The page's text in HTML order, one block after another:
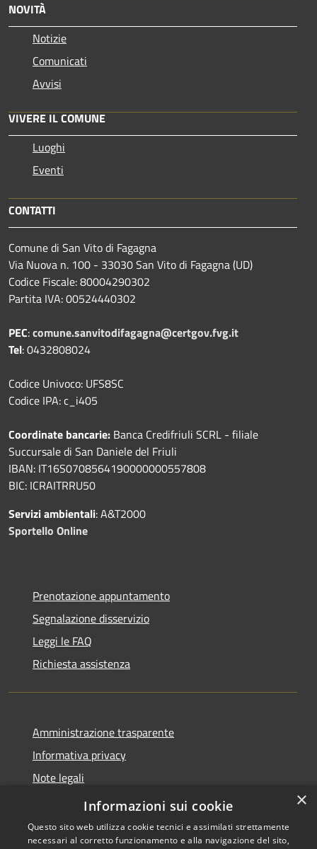
NOVITÀ
Notizie
Comunicati
Avvisi
VIVERE IL COMUNE
Luoghi
Eventi
CONTATTI
Comune di San Vito di Fagagna
Via Nuova n. 100 - 33030 San Vito di Fagagna (UD)
Codice Fiscale: 80004290302
Partita IVA: 00524440302
PEC:comune.sanvitodifagagna@certgov.fvg.it
Tel: 0432808024
Codice Univoco: UFS8SC
Codice IPA: c_i405
Coordinate bancarie: Banca Credifriuli SCRL - filiale
Succursale di San Daniele del Friuli
IBAN: IT16S0708564190000000557808
BIC: ICRAITRRU50
Servizi ambientali: A&T2000
Sportello Online
Prenotazione appuntamento
Segnalazione disservizio
Leggi le FAQ
Richiesta assistenza
Amministrazione trasparente
Informativa privacy
Note legali
Dichiarazione di accessibilità
×
Informazioni sui cookie
Questo sito web utilizza cookie tecnici e assimilati strettamente
necessari al corretto funzionamento e alla navigazione del sito,